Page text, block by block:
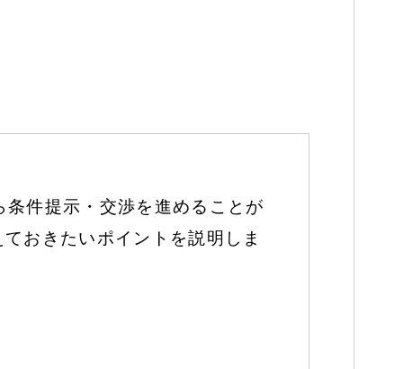
件提示・交渉を進めることが
おきたいポイントを説明しま